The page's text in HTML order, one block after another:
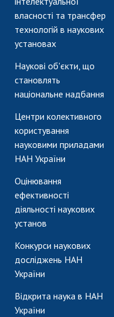
власності та трансфер
технологій в наукових
установах
Наукові об'єкти, що
становлять
національне надбання
Центри колективного
користування
науковими приладами
НАН України
Оцінювання
ефективності
діяльності наукових
установ
Конкурси наукових
досліджень НАН
України
Відкрита наука в НАН
України